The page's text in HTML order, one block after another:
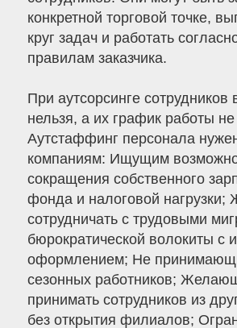
конкретной торговой точке,
круг задач и работать
правилам заказчика.
При аутсорсинге сотрудников
нельзя, а их график работы
Аутстаффинг персонала
компаниям: Ищущим
сокращения собственного
фонда и налоговой
сотрудничать с трудовыми
бюрократической волокиты с
оформлением; Не
сезонных работников;
принимать сотрудников из
без открытия филиалов;